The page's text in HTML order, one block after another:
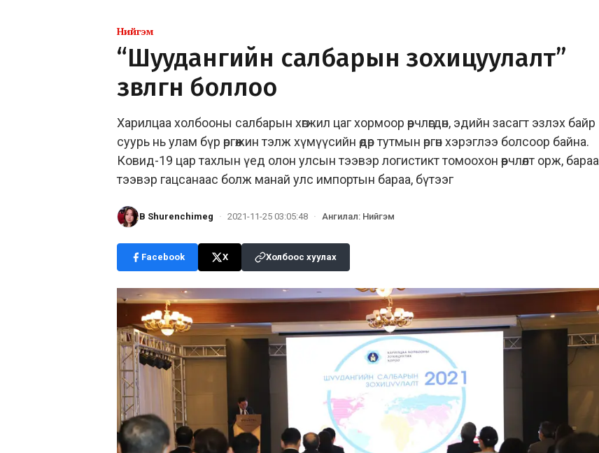
Нийгэм
“Шуудангийн салбарын зохицуулалт”
зөвлөгөөн боллоо
Харилцаа холбооны салбарын хөгжил цаг хормоор өөрчлөгдөн, эдийн засагт эзлэх байр
суурь нь улам бүр өргөжин тэлж хүмүүсийн өдөр тутмын өргөн хэрэглээ болсоор байна.
Ковид-19 цар тахлын үед олон улсын тээвэр логистикт томоохон өөрчлөлт орж, бараа
тээвэр гацсанаас болж манай улс импортын бараа, бүтээг
B Shurenchimeg · 2021-11-25 03:05:48 · Ангилал: Нийгэм
Facebook X Холбоос хуулах